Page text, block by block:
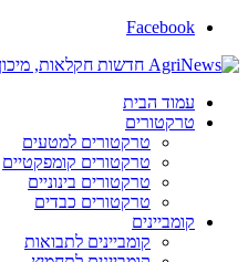
Facebook
עמוד הבית
טרקטורים
טרקטורים למטעים
טרקטורים קומפקטיים
טרקטורים בינוניים
טרקטורים כבדים
קומביינים
קומביינים לתבואות